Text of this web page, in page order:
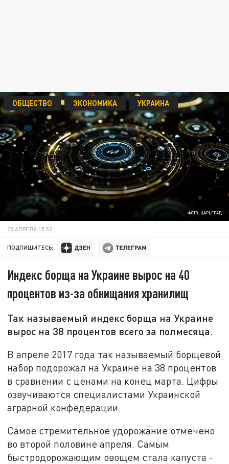
ФОТО: ЦАРЬГРАД
ОБЩЕСТВО ЭКОНОМИКА УКРАИНА
25 АПРЕЛЯ 15:52
ПОДПИШИТЕСЬ:
Индекс борща на Украине вырос на 40
процентов из-за обнищания хранилищ
Так называемый индекс борща на Украине
вырос на 38 процентов всего за полмесяца.
В апреле 2017 года так называемый борщевой
набор подорожал на Украине на 38 процентов
в сравнении с ценами на конец марта. Цифры
озвучиваются специалистами Украинской
аграрной конфедерации.
Самое стремительное удорожание отмечено
во второй половине апреля. Самым
быстродорожающим овощем стала капуста -